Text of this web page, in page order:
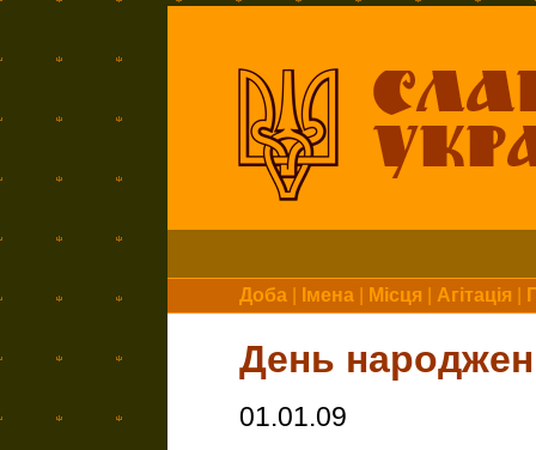
Доба Імена Місця Агітація
День
01.01.09